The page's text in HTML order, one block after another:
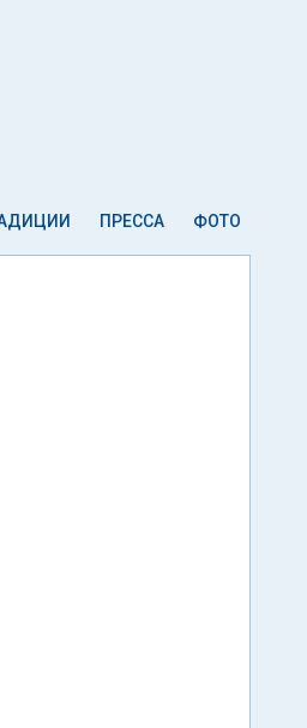
ПРЕССА ФОТО